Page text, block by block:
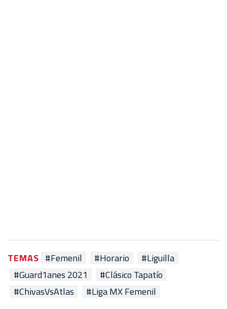
TEMAS #Femenil #Horario
#Liguilla
#Guard1anes 2021
#Clásico Tapatío
#ChivasVsAtlas
#Liga MX Femenil